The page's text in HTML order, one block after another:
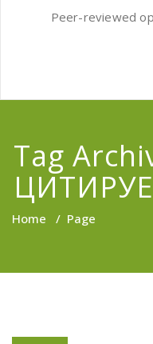
Peer-reviewed
Tag
Home / Page